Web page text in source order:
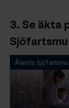
3. Se äkta
Ålands